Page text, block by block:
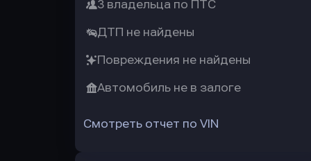
3 владельца по ПТС
ДТП не найдены
Повреждения не найдены
Автомобиль не в залоге
Смотреть отчет по VIN